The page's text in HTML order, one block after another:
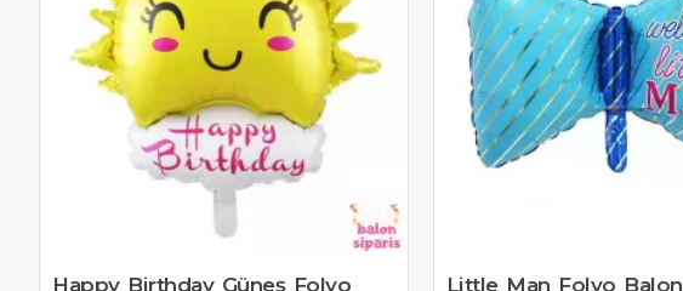
Happy Birthday Güneş Folyo Little Man Folyo Balon